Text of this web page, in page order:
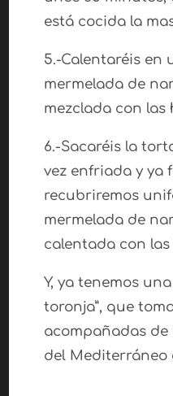
está cocida la
5.-Calentaréis en
mermelada de
mezclada con las
6.-Sacaréis la
vez enfriada y ya
recubriremos
mermelada de
calentada con
Y, ya tenemos
toronja”, que
acompañadas de
del Mediterráneo